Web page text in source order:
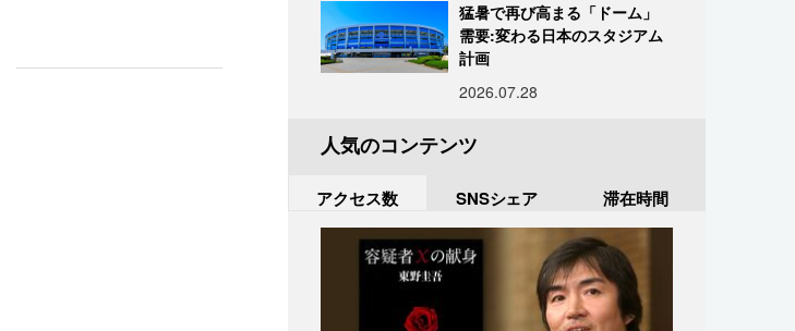
猛暑で再び高まる「ドーム」
需要:変わる日本のスタジアム
計画
2026.07.28
人気のコンテンツ
アクセス数 SNSシェア 滞在時間